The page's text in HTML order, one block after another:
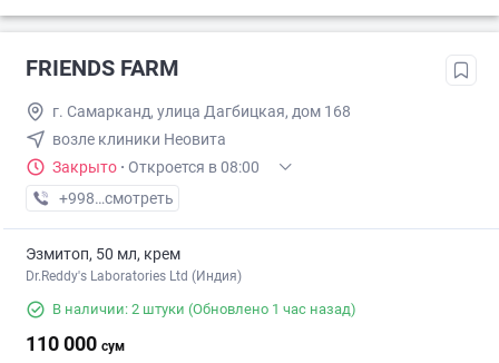
FRIENDS FARM
г. Самарканд, улица Дагбицкая, дом 168
возле клиники Неовита
Закрыто · Откроется в 08:00
+998 (93) XXX-XX-XX
смотреть
Эзмитоп, 50 мл, крем
Dr.Reddy's Laboratories Ltd (Индия)
В наличии: 2 штуки (Обновлено 1 час назад)
110 000 сум